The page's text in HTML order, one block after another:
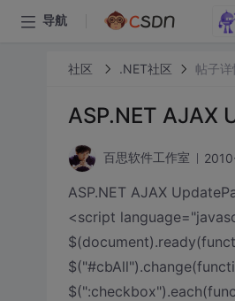
导航
社区 .NET社区 帖子详
ASP.NET AJAX
百思软件工作室
ASP.NET AJAX
<script